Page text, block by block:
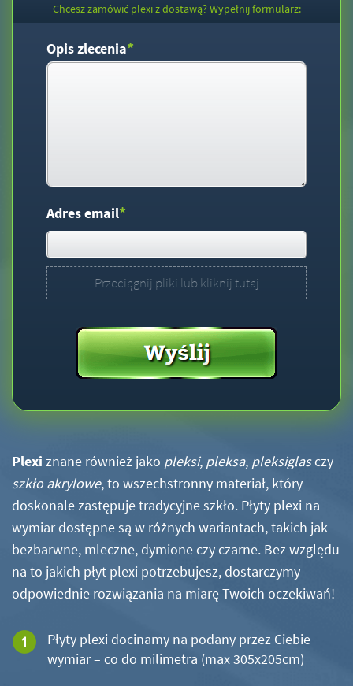
Chcesz zamówić plexi z dostawą? Wypełnij formularz:
Opis zlecenia*
Adres email*
Przeciągnij pliki lub kliknij tutaj
Plexi znane również jako pleksi, pleksa, pleksiglasczy
szkło akrylowe, to wszechstronny materiał, który
doskonale zastępuje tradycyjne szkło. Płyty plexi na
wymiar dostępne są w różnych wariantach, takich jak
bezbarwne, mleczne, dymione czy czarne. Bez względu
na to jakich płyt plexi potrzebujesz, dostarczymy
odpowiednie rozwiązania na miarę Twoich oczekiwań!
Płyty plexi docinamy na podany przez Ciebie
wymiar – co do milimetra (max 305x205cm)